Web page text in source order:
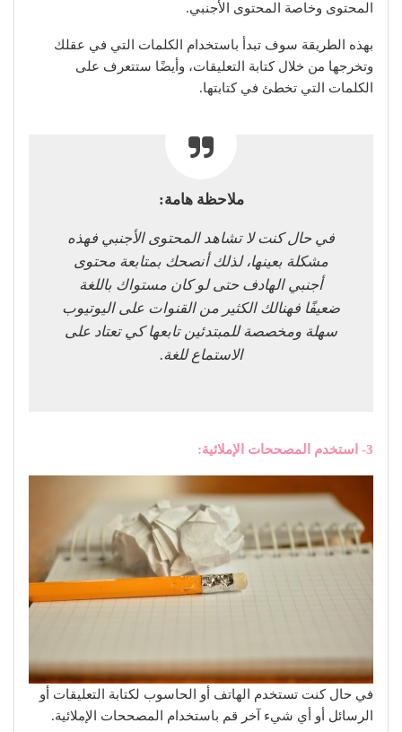
المحتوى وخاصة المحتوى الأجنبي.
بهذه الطريقة سوف تبدأ باستخدام الكلمات التي في عقلك
وتخرجها من خلال كتابة التعليقات، وأيضًا ستتعرف على
الكلمات التي تخطئ في كتابتها.
ملاحظة هامة:
في حال كنت لا تشاهد المحتوى الأجنبي فهذه
مشكلة بعينها، لذلك أنصحك بمتابعة محتوى
أجنبي الهادف حتى لو كان مستواك باللغة
ضعيفًا فهنالك الكثير من القنوات على اليوتيوب
سهلة ومخصصة للمبتدئين تابعها كي تعتاد على
الاستماع للغة.
3- استخدم المصححات الإملائية:
في حال كنت تستخدم الهاتف أو الحاسوب لكتابة التعليقات أو
الرسائل أو أي شيء آخر قم باستخدام المصححات الإملائية.